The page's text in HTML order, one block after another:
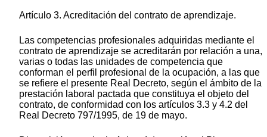
Artículo 3. Acreditación del contrato de aprendizaje.
Las competencias profesionales adquiridas mediante el
contrato de aprendizaje se acreditarán por relación a una,
varias o todas las unidades de competencia que
conforman el perfil profesional de la ocupación, a las que
se refiere el presente Real Decreto, según el ámbito de la
prestación laboral pactada que constituya el objeto del
contrato, de conformidad con los artículos 3.3 y 4.2 del
Real Decreto 797/1995, de 19 de mayo.